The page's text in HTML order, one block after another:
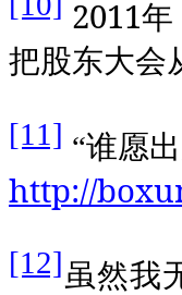
2011年
把股东大会
[11] “谁愿
http://
[12]虽然我